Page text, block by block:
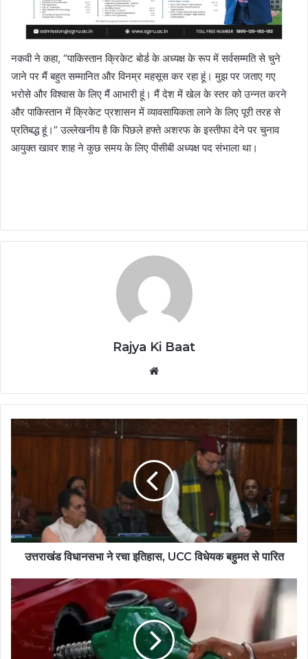
नकवी ने कहा, “पाकिस्तान क्रिकेट बोर्ड के अध्यक्ष के रूप में सर्वसम्मति से चुने
जाने पर मैं बहुत सम्मानित और विनम्र महसूस कर रहा हूं। मुझ पर जताए गए
भरोसे और विश्वास के लिए मैं आभारी हूं। मैं देश में खेल के स्तर को उन्नत करने
और पाकिस्तान में क्रिकेट प्रशासन में व्यावसायिकता लाने के लिए पूरी तरह से
प्रतिबद्ध हूं।” उल्लेखनीय है कि पिछले हफ्ते अशरफ के इस्तीफा देने पर चुनाव
आयुक्त खावर शाह ने कुछ समय के लिए पीसीबी अध्यक्ष पद संभाला था।
Rajya Ki Baat
उत्तराखंड विधानसभा ने रचा इतिहास, UCC विधेयक बहुमत से पारित